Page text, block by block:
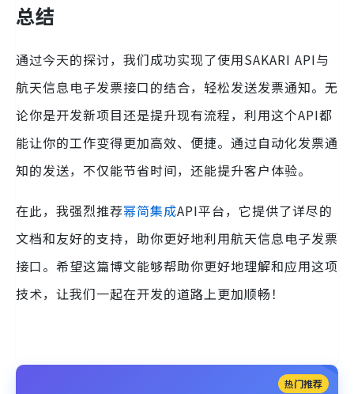
总结
通过今天的探讨，我们成功实现了使用SAKARI API与
航天信息电子发票接口的结合，轻松发送发票通知。无
论你是开发新项目还是提升现有流程，利用这个API都
能让你的工作变得更加高效、便捷。通过自动化发票通
知的发送，不仅能节省时间，还能提升客户体验。
在此，我强烈推荐幂简集成API平台，它提供了详尽的
文档和友好的支持，助你更好地利用航天信息电子发票
接口。希望这篇博文能够帮助你更好地理解和应用这项
技术，让我们一起在开发的道路上更加顺畅！
热门推荐